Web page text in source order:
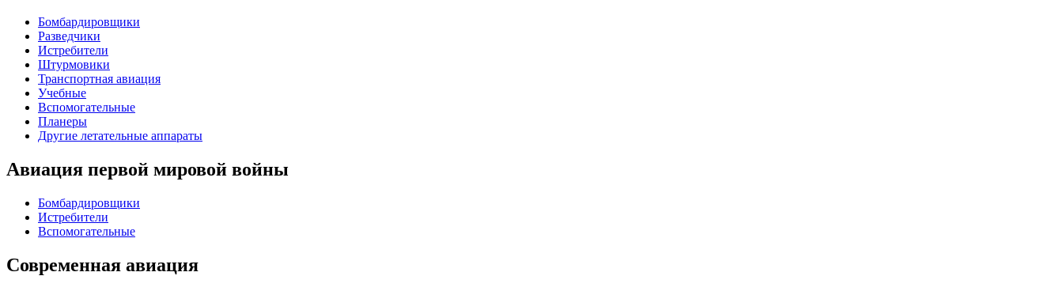
Бомбардировщики
Разведчики
Истребители
Штурмовики
Транспортная авиация
Учебные
Вспомогательные
Планеры
Другие летательные аппараты
Авиация первой мировой войны
Бомбардировщики
Истребители
Вспомогательные
Современная авиация